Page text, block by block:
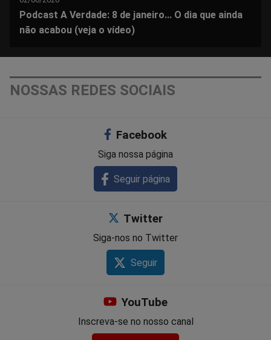
Podcast A Verdade: 8 de janeiro... O dia que ainda
não acabou (veja o vídeo)
NOSSAS REDES SOCIAIS
Facebook
Siga nossa página
Seguir página
Twitter
Siga-nos no Twitter
Seguir
YouTube
Inscreva-se no nosso canal